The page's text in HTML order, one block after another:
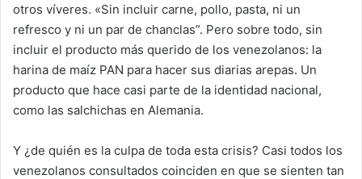
otros víveres. «Sin incluir carne, pollo, pasta, ni un
refresco y ni un par de chanclas”. Pero sobre todo, sin
incluir el producto más querido de los venezolanos: la
harina de maíz PAN para hacer sus diarias arepas. Un
producto que hace casi parte de la identidad nacional,
como las salchichas en Alemania.
Y ¿de quién es la culpa de toda esta crisis? Casi todos los
venezolanos consultados coinciden en que se sienten tan